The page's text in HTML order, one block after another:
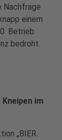
Nachfrage
einem
Betrieb
bedroht.
im
„BIER.